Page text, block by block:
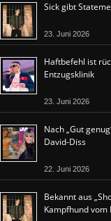
Sick gibt
23. Juni 2026
Haftbefehl ist
Entzugsklinik
23. Juni 2026
Nach „Gut
David-Diss
22. Juni 2026
Bekannt aus
Kampfhund